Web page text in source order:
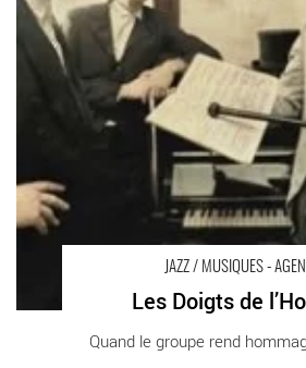
JAZZ / MUSIQUES -
Les Doigts de
Quand le groupe rend